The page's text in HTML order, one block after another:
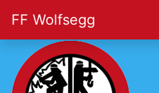
FF Wolfsegg